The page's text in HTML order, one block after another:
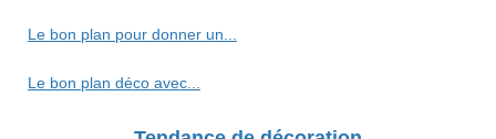
Le bon plan pour donner un...
Le bon plan déco avec...